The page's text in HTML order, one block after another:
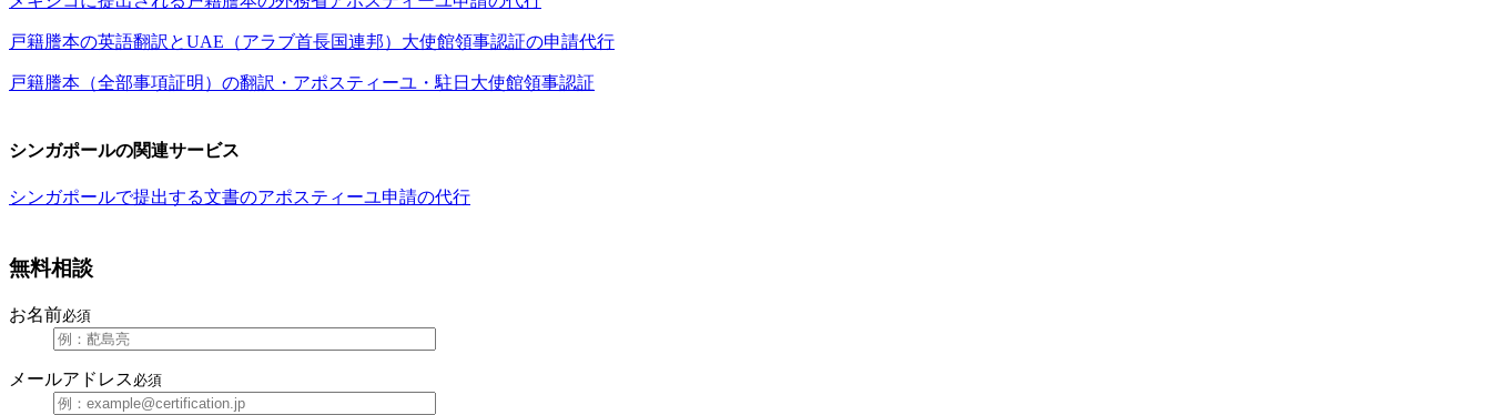
戸籍謄本の英語翻訳とUAE（アラブ首長国連邦）大使館領事認証の申請代行
戸籍謄本（全部事項証明）の翻訳・アポスティーユ・駐日大使館領事認証
シンガポールの関連サービス
シンガポールで提出する文書のアポスティーユ申請の代行
無料相談
お名前必須
メールアドレス 必須